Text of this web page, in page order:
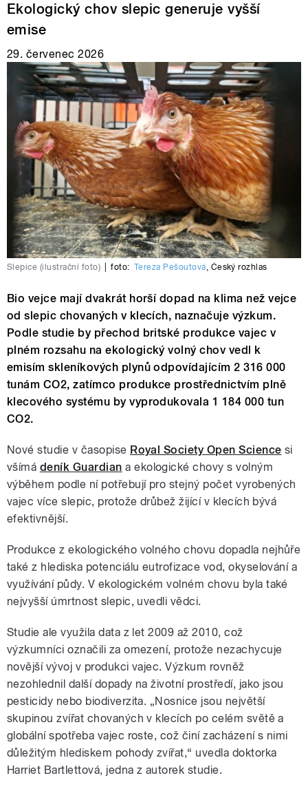
Ekologický chov slepic generuje vyšší
emise
29. červenec 2026
Slepice (ilustrační foto) foto: Tereza Pešoutová, Český rozhlas
Bio vejce mají dvakrát horší dopad na klima než vejce
od slepic chovaných v klecích, naznačuje výzkum.
Podle studie by přechod britské produkce vajec v
plném rozsahu na ekologický volný chov vedl k
emisím skleníkových plynů odpovídajícím 2 316 000
tunám CO2, zatímco produkce prostřednictvím plně
klecového systému by vyprodukovala 1 184 000 tun
CO2.
Nové studie v časopise Royal Society Open Science si
všímá deník Guardian a ekologické chovy s volným
výběhem podle ní potřebují pro stejný počet vyrobených
vajec více slepic, protože drůbež žijící v klecích bývá
efektivnější.
Produkce z ekologického volného chovu dopadla nejhůře
také z hlediska potenciálu eutrofizace vod, okyselování a
využívání půdy. V ekologickém volném chovu byla také
nejvyšší úmrtnost slepic, uvedli vědci.
Studie ale využila data z let 2009 až 2010, což
výzkumníci označili za omezení, protože nezachycuje
novější vývoj v produkci vajec. Výzkum rovněž
nezohlednil další dopady na životní prostředí, jako jsou
pesticidy nebo biodiverzita. „Nosnice jsou největší
skupinou zvířat chovaných v klecích po celém světě a
globální spotřeba vajec roste, což činí zacházení s nimi
důležitým hlediskem pohody zvířat,“ uvedla doktorka
Harriet Bartlettová, jedna z autorek studie.